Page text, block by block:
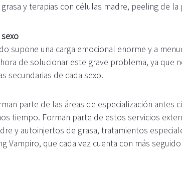
y terapias con células madre, peeling de
supone una carga emocional enorme y a
de solucionar este grave problema, ya
secundarias de cada sexo.
parte de las áreas de especialización
tiempo. Forman parte de estos servicios
y autoinjertos de grasa, tratamientos
Vampiro, que cada vez cuenta con más